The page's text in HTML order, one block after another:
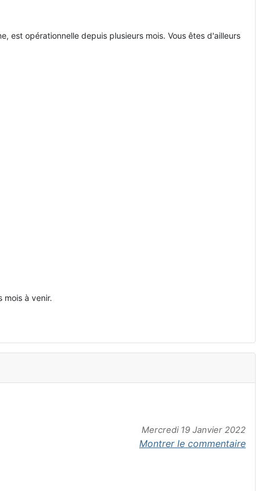
est opérationnelle depuis plusieurs mois. Vous êtes d'ailleurs
mois à venir.
Mercredi 19 Janvier 2022
Montrer le commentaire